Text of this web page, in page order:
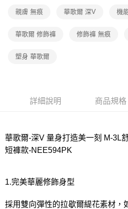
付款後門市自取
親膚 無痕 華歌爾 深V 機
華歌爾 修飾褲 修飾褲 無痕
塑身 華歌爾
詳細說明 商品規格
華歌爾-深V 量身打造美一刻 M-3L
短褲款-NEE594PK
1.完美華麗修飾身型
採用雙向彈性的拉歇爾緹花素材，